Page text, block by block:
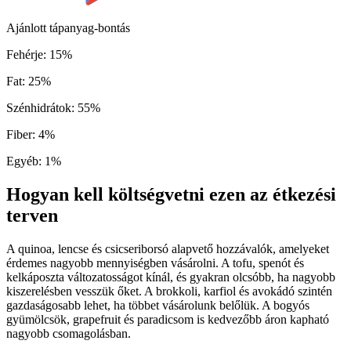
Ajánlott tápanyag-bontás
Fehérje: 15%
Fat: 25%
Szénhidrátok: 55%
Fiber: 4%
Egyéb: 1%
Hogyan kell költségvetni ezen az étkezési
terven
A quinoa, lencse és csicseriborsó alapvető hozzávalók, amelyeket
érdemes nagyobb mennyiségben vásárolni. A tofu, spenót és
kelkáposzta változatosságot kínál, és gyakran olcsóbb, ha nagyobb
kiszerelésben vesszük őket. A brokkoli, karfiol és avokádó szintén
gazdaságosabb lehet, ha többet vásárolunk belőlük. A bogyós
gyümölcsök, grapefruit és paradicsom is kedvezőbb áron kapható
nagyobb csomagolásban.